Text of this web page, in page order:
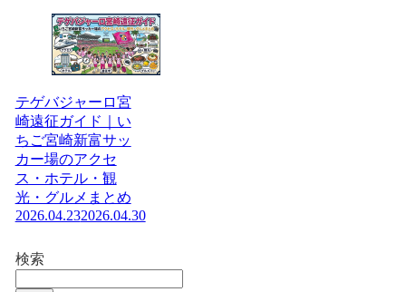
テゲバジャーロ宮
崎遠征ガイド｜い
ちご宮崎新富サッ
カー場のアクセ
ス・ホテル・観
光・グルメまとめ
2026.04.232026.04.30
検索